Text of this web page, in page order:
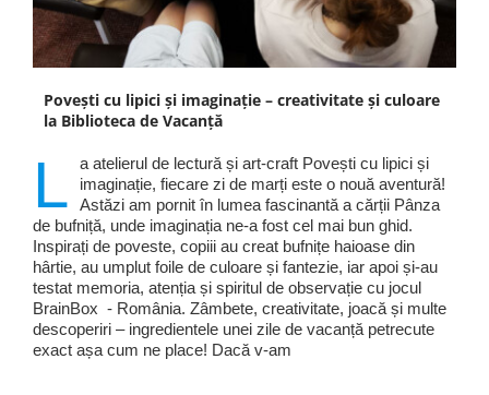
Povești cu lipici și imaginație – creativitate și culoare
la Biblioteca de Vacanță
L
a atelierul de lectură și art-craft Povești cu lipici și
imaginație, fiecare zi de marți este o nouă aventură!
Astăzi am pornit în lumea fascinantă a cărții Pânza
de bufniță, unde imaginația ne-a fost cel mai bun ghid.
Inspirați de poveste, copiii au creat bufnițe haioase din
hârtie, au umplut foile de culoare și fantezie, iar apoi și-au
testat memoria, atenția și spiritul de observație cu jocul
BrainBox - România. Zâmbete, creativitate, joacă și multe
descoperiri – ingredientele unei zile de vacanță petrecute
exact așa cum ne place! Dacă v-am